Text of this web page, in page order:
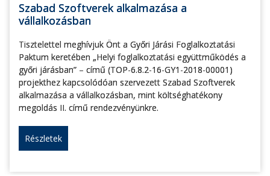
Szabad Szoftverek alkalmazása a
vállalkozásban
Tisztelettel meghívjuk Önt a Győri Járási Foglalkoztatási
Paktum keretében „Helyi foglalkoztatási együttműködés a
győri járásban” – című (TOP-6.8.2-16-GY1-2018-00001)
projekthez kapcsolódóan szervezett Szabad Szoftverek
alkalmazása a vállalkozásban, mint költséghatékony
megoldás II. című rendezvényünkre.
Részletek